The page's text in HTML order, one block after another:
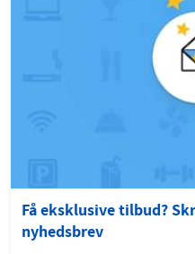
Få eksklusive tilbud?
nyhedsbrev